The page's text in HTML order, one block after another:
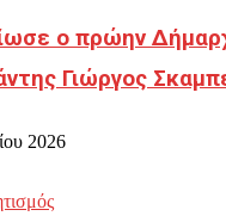
ο πρώην
Γιώργος
2026